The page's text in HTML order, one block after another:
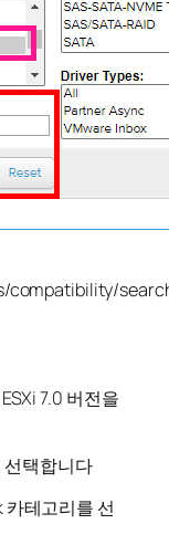
compatibility/
7.0 버전을
선택합니다
테고리를 선